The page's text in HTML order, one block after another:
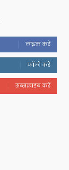
लाइक करें
फॉलो करें
सब्सक्राइब करें